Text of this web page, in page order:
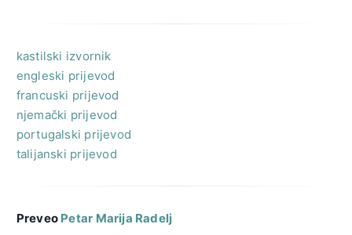
kastilski izvornik
engleski prijevod
francuski prijevod
njemački prijevod
portugalski prijevod
talijanski prijevod
Preveo Petar Marija Radelj